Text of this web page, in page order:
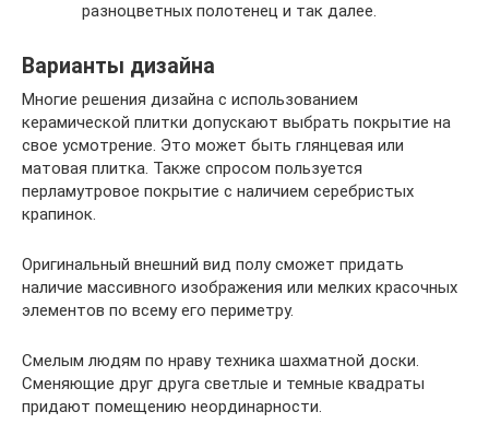
разноцветных полотенец и так далее.
Варианты дизайна
Многие решения дизайна с использованием
керамической плитки допускают выбрать покрытие на
свое усмотрение. Это может быть глянцевая или
матовая плитка. Также спросом пользуется
перламутровое покрытие с наличием серебристых
крапинок.
Оригинальный внешний вид полу сможет придать
наличие массивного изображения или мелких красочных
элементов по всему его периметру.
Смелым людям по нраву техника шахматной доски.
Сменяющие друг друга светлые и темные квадраты
придают помещению неординарности.